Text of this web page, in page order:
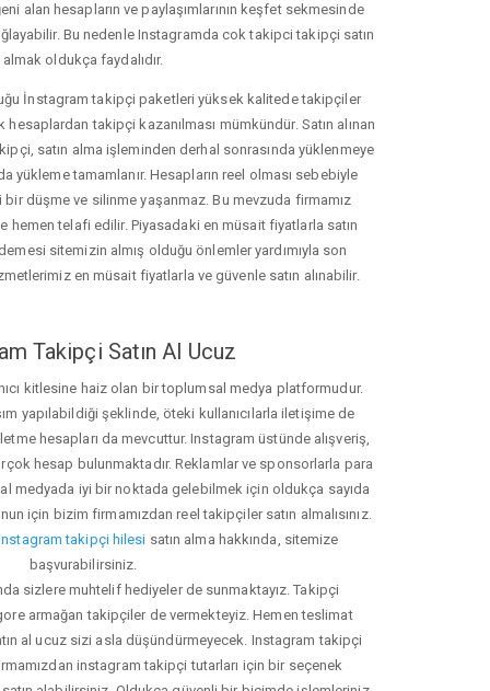
alan hesapların ve paylaşımlarının keşfet sekmesinde
Bu nedenle Instagramda cok takipci takipçi satın
almak oldukça faydalıdır.
İnstagram takipçi paketleri yüksek kalitede takipçiler
hesaplardan takipçi kazanılması mümkündür. Satın alınan
satın alma işleminden derhal sonrasında yüklenmeye
yükleme tamamlanır. Hesapların reel olması sebebiyle
düşme ve silinme yaşanmaz. Bu mevzuda firmamız
hemen telafi edilir. Piyasadaki en müsait fiyatlarla satın
sitemizin almış olduğu önlemler yardımıyla son
en müsait fiyatlarla ve güvenle satın alınabilir.
Takipçi Satın Al Ucuz
kitlesine haiz olan bir toplumsal medya platformudur.
yapılabildiği şeklinde, öteki kullanıcılarla iletişime de
hesapları da mevcuttur. Instagram üstünde alışveriş,
hesap bulunmaktadır. Reklamlar ve sponsorlarla para
medyada iyi bir noktada gelebilmek için oldukça sayıda
için bizim firmamızdan reel takipçiler satın almalısınız.
takipçi hilesi satın alma hakkında, sitemize
başvurabilirsiniz.
sizlere muhtelif hediyeler de sunmaktayız. Takipçi
armağan takipçiler de vermekteyiz. Hemen teslimat
al ucuz sizi asla düşündürmeyecek. Instagram takipçi
instagram takipçi tutarları için bir seçenek